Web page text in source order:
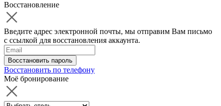
Восстановление
Введите адрес электронной почты, мы отправим Вам письмо
с ссылкой для восстановления аккаунта.
Восстановить пароль
Восстановить по телефону
Моё бронирование